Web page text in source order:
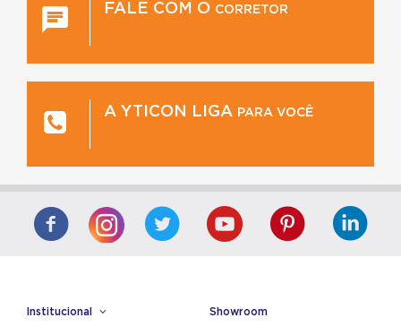
FALE COM O CORRETOR
A YTICON LIGA PARA VOCÊ
Institucional Showroom